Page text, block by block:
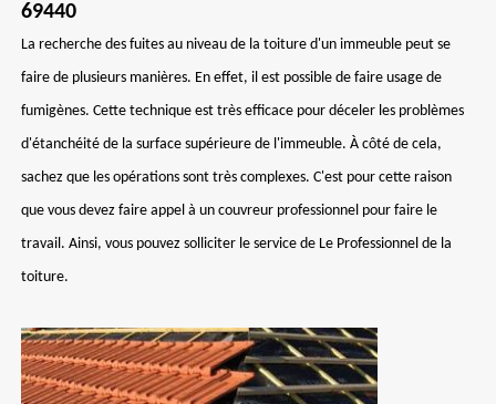
69440
La recherche des fuites au niveau de la toiture d'un immeuble peut se
faire de plusieurs manières. En effet, il est possible de faire usage de
fumigènes. Cette technique est très efficace pour déceler les problèmes
d'étanchéité de la surface supérieure de l'immeuble. À côté de cela,
sachez que les opérations sont très complexes. C'est pour cette raison
que vous devez faire appel à un couvreur professionnel pour faire le
travail. Ainsi, vous pouvez solliciter le service de Le Professionnel de la
toiture.